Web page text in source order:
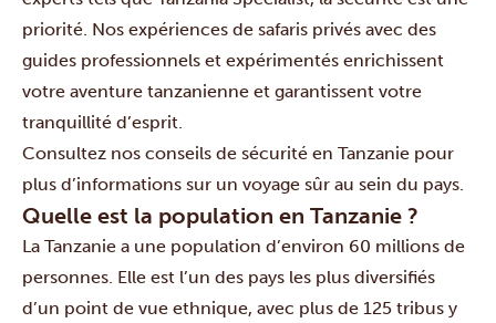
priorité. Nos expériences de safaris privés avec des
guides professionnels et expérimentés enrichissent
votre aventure tanzanienne et garantissent votre
tranquillité d’esprit.
Consultez nos conseils de sécurité en Tanzanie pour
plus d’informations sur un voyage sûr au sein du pays.
Quelle est la population en Tanzanie ?
La Tanzanie a une population d’environ 60 millions de
personnes. Elle est l’un des pays les plus diversifiés
d’un point de vue ethnique, avec plus de 125 tribus y